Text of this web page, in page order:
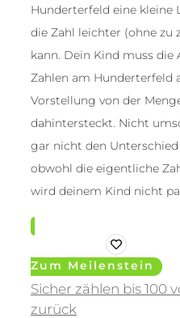
Hunderterfeld eine kleine
die Zahl leichter (ohne zu
kann. Dein Kind muss
Zahlen am Hunderterfeld
Vorstellung von der
dahintersteckt. Nicht
gar nicht den
obwohl die eigentliche
wird deinem Kind nicht
Zum Meilenstein
Sicher zählen bis 100
zurück